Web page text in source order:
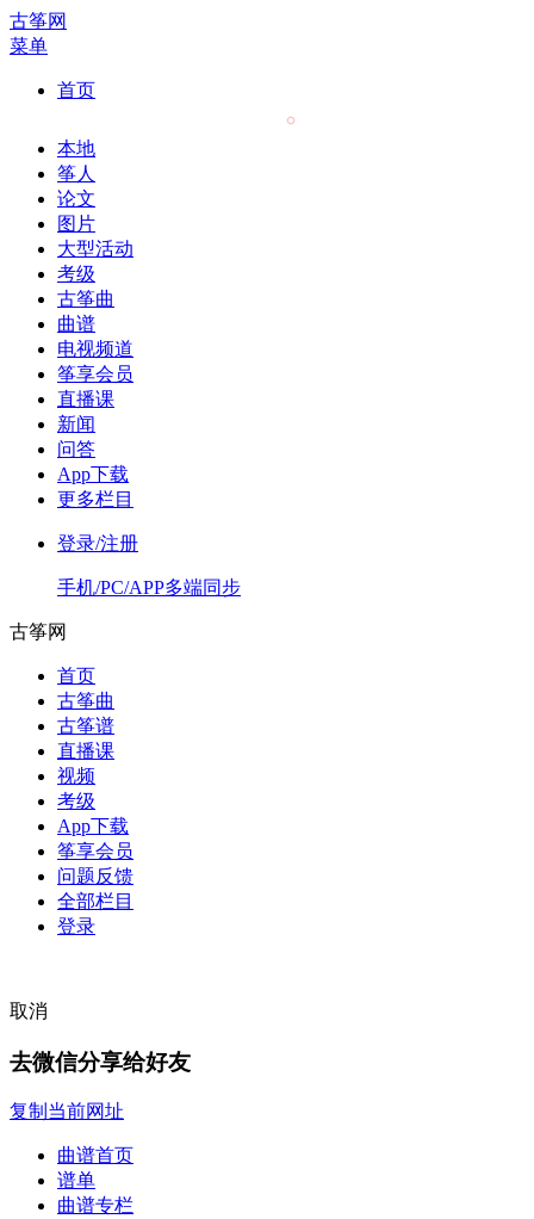
古筝网
菜单
首页
本地
筝人
论文
图片
大型活动
考级
古筝曲
曲谱
电视频道
筝享会员
直播课
新闻
问答
App下载
更多栏目
登录/注册
手机/PC/APP多端同步
古筝网
首页
古筝曲
古筝谱
直播课
视频
考级
App下载
筝享会员
问题反馈
全部栏目
登录
取消
去微信分享给好友
复制当前网址
曲谱首页
谱单
曲谱专栏